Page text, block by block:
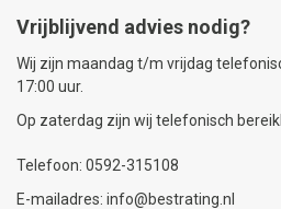
Vrijblijvend advies nodig?
Wij zijn maandag t/m vrijdag
17:00 uur.
Op zaterdag zijn wij telefonisch
Telefoon: 0592-315108
E-mailadres: info@bestrating.nl